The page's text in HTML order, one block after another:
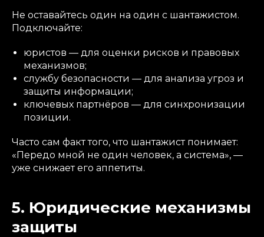
Не оставайтесь один на один с шантажистом.
Подключайте:
юристов — для оценки рисков и правовых
механизмов;
службу безопасности — для анализа угроз и
защиты информации;
ключевых партнёров — для синхронизации
позиции.
Часто сам факт того, что шантажист понимает:
«Передо мной не один человек, а система», —
уже снижает его аппетиты.
5. Юридические механизмы
защиты